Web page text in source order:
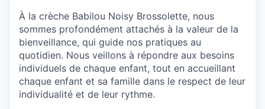
À la crèche Babilou Noisy Brossolette, nous
sommes profondément attachés à la valeur de la
bienveillance, qui guide nos pratiques au
quotidien. Nous veillons à répondre aux besoins
individuels de chaque enfant, tout en accueillant
chaque enfant et sa famille dans le respect de leur
individualité et de leur rythme.